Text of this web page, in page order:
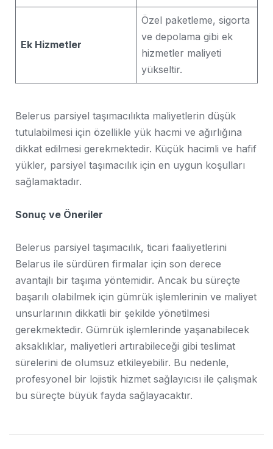
Ek Hizmetler
Özel paketleme, sigorta
ve depolama gibi ek
hizmetler maliyeti
yükseltir.
Belerus parsiyel taşımacılıkta maliyetlerin düşük
tutulabilmesi için özellikle yük hacmi ve ağırlığına
dikkat edilmesi gerekmektedir. Küçük hacimli ve hafif
yükler, parsiyel taşımacılık için en uygun koşulları
sağlamaktadır.
Sonuç ve Öneriler
Belerus parsiyel taşımacılık, ticari faaliyetlerini
Belarus ile sürdüren firmalar için son derece
avantajlı bir taşıma yöntemidir. Ancak bu süreçte
başarılı olabilmek için gümrük işlemlerinin ve maliyet
unsurlarının dikkatli bir şekilde yönetilmesi
gerekmektedir. Gümrük işlemlerinde yaşanabilecek
aksaklıklar, maliyetleri artırabileceği gibi teslimat
sürelerini de olumsuz etkileyebilir. Bu nedenle,
profesyonel bir lojistik hizmet sağlayıcısı ile çalışmak
bu süreçte büyük fayda sağlayacaktır.